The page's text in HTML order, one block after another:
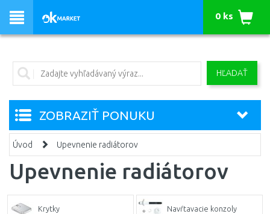
HĽADAŤ
0 ks
ZOBRAZIŤ PONUKU
Úvod Upevnenie radiátorov
Upevnenie radiátorov
Krytky Navŕtavacie konzoly